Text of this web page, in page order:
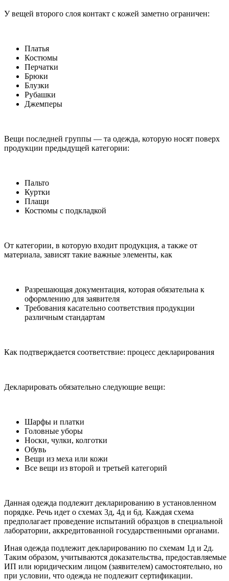
У вещей второго слоя контакт с кожей заметно ограничен:
Платья
Костюмы
Перчатки
Брюки
Блузки
Рубашки
Джемперы
Вещи последней группы — та одежда, которую носят поверх
продукции предыдущей категории:
Пальто
Куртки
Плащи
Костюмы с подкладкой
От категории, в которую входит продукция, а также от
материала, зависят такие важные элементы, как
Разрешающая документация, которая обязательна к
оформлению для заявителя
Требования касательно соответствия продукции
различным стандартам
Как подтверждается соответствие: процесс декларирования
Декларировать обязательно следующие вещи:
Шарфы и платки
Головные уборы
Носки, чулки, колготки
Обувь
Вещи из меха или кожи
Все вещи из второй и третьей категорий
Данная одежда подлежит декларированию в установленном
порядке. Речь идет о схемах 3д, 4д и 6д. Каждая схема
предполагает проведение испытаний образцов в специальной
лаборатории, аккредитованной государственными органами.
Иная одежда подлежит декларированию по схемам 1д и 2д.
Таким образом, учитываются доказательства, предоставляемые
ИП или юридическим лицом (заявителем) самостоятельно, но
при условии, что одежда не подлежит сертификации.